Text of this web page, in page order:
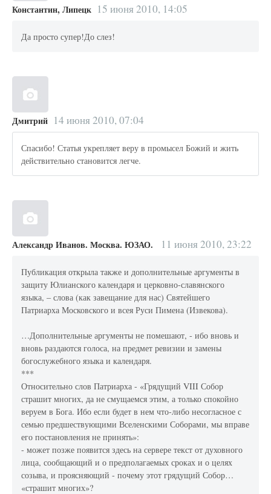
Константин, Липецк 15 июня 2010, 14:05
Да просто супер!До слез!
Дмитрий 14 июня 2010, 07:04
Спасибо! Статья укрепляет веру в промысел Божий и жить
действительно становится легче.
Александр Иванов. Москва. ЮЗАО. 11 июня 2010, 23:22
Публикация открыла также и дополнительные аргументы в
защиту Юлианского календаря и церковно-славянского
языка, – слова (как завещание для нас) Святейшего
Патриарха Московского и всея Руси Пимена (Извекова).
…Дополнительные аргументы не помешают, - ибо вновь и
вновь раздаются голоса, на предмет ревизии и замены
богослужебного языка и календаря.
***
Относительно слов Патриарха - «Грядущий VIII Собор
страшит многих, да не смущаемся этим, а только спокойно
веруем в Бога. Ибо если будет в нем что-либо несогласное с
семью предшествующими Вселенскими Соборами, мы вправе
его постановления не принять»:
- может позже появится здесь на сервере текст от духовного
лица, сообщающий и о предполагаемых сроках и о целях
созыва, и проясняющий - почему этот грядущий Собор…
«страшит многих»?